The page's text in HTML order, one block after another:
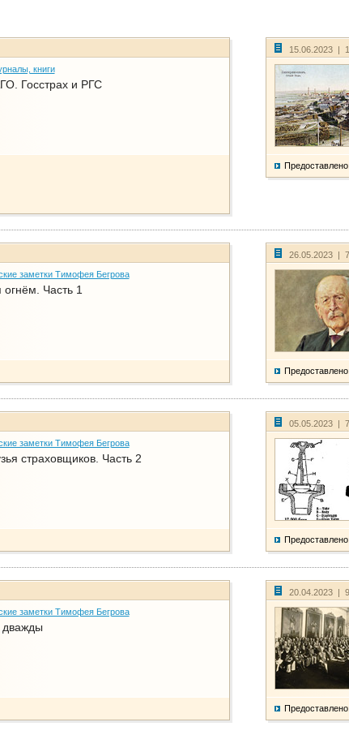
книги
Госстрах и РГС
15.06.2023 |
Предоставлено:
заметки Тимофея Бегрова
огнём. Часть 1
26.05.2023 |
Предоставлено:
заметки Тимофея Бегрова
страховщиков. Часть 2
05.05.2023 |
Предоставлено:
заметки Тимофея Бегрова
дважды
20.04.2023 |
Предоставлено: